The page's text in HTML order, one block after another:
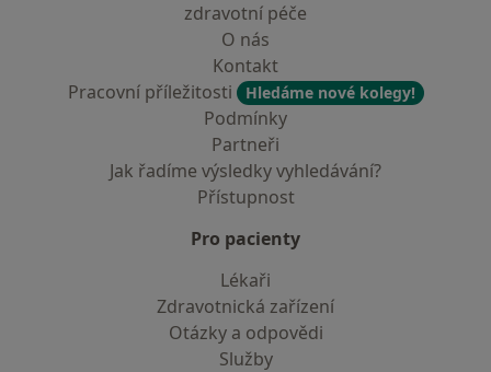
zdravotní péče
O nás
Kontakt
Pracovní příležitosti
Hledáme nové kolegy!
Podmínky
Partneři
Jak řadíme výsledky vyhledávání?
Přístupnost
Pro pacienty
Lékaři
Zdravotnická zařízení
Otázky a odpovědi
Služby